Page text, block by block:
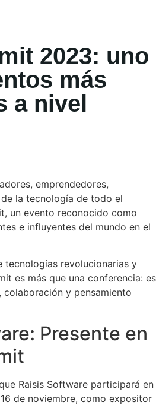
2023: uno
más
a nivel
emprendedores,
la tecnología de todo el
un evento reconocido como
e influyentes del mundo en el
tecnologías revolucionarias y
es más que una conferencia: es
y pensamiento
Presente en
Raisis Software participará en
de noviembre, como expositor